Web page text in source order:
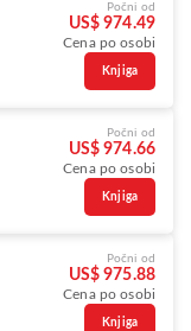
Počni od
US$ 974.49
Cena po osobi
Knjiga
Počni od
US$ 974.66
Cena po osobi
Knjiga
Počni od
US$ 975.88
Cena po osobi
Knjiga